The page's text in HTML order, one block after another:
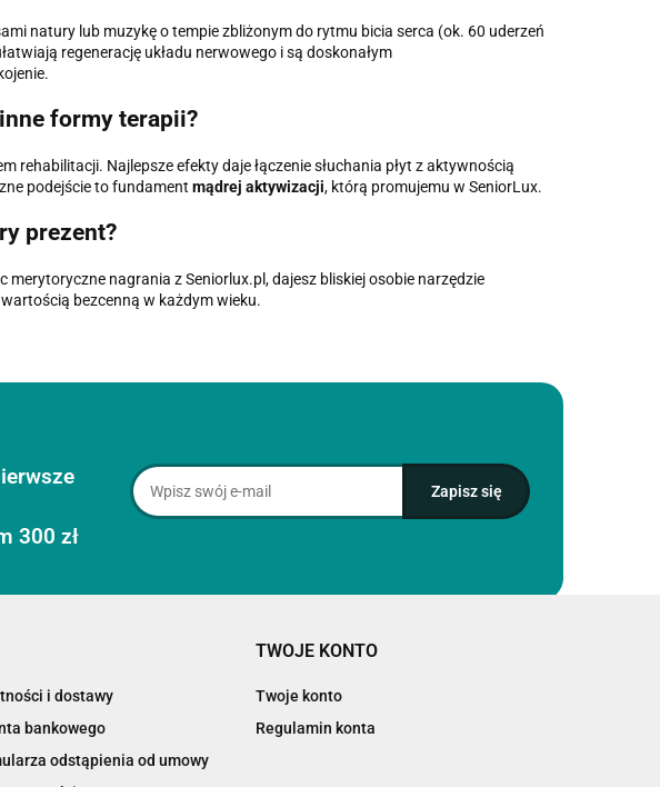
natury lub muzykę o tempie zbliżonym do rytmu bicia serca (ok. 60 uderzeń
regenerację układu nerwowego i są doskonałym
formy terapii?
rehabilitacji. Najlepsze efekty daje łączenie słuchania płyt z aktywnością
podejście to fundament mądrej aktywizacji, którą promujemu w SeniorLux.
prezent?
nagrania z Seniorlux.pl, dajesz bliskiej osobie narzędzie
bezcenną w każdym wieku.
300 zł
i dostawy
bankowego
odstąpienia od umowy
TWOJE KONTO
Twoje konto
Regulamin konta